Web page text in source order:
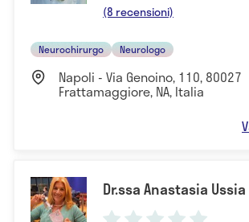
(8 recensioni)
Neurochirurgo Neurologo
Napoli - Via Genoino, 110, 80027
Frattamaggiore, NA, Italia
Dr.ssa Anastasia Ussia